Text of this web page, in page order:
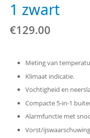
1 zwart
€129.00
Meting van
Klimaat indicatie.
Vochtigheid en
Compacte 5-in-1
Alarmfunctie met
Vorst/ijswaarschuwing